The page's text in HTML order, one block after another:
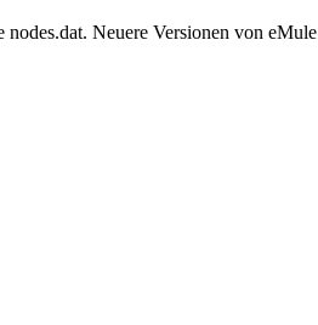
Neuere Versionen von eMule